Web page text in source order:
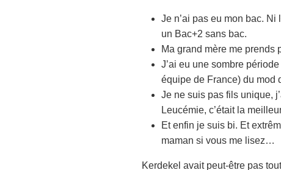
Je n’ai pas eu mon bac.
un Bac+2 sans bac.
Ma grand mère me prends
J’ai eu une sombre
équipe de France) du mod
Je ne suis pas fils unique,
Leucémie, c’était la
Et enfin je suis bi. Et
maman si vous me lisez…
Kerdekel avait peut-être pas